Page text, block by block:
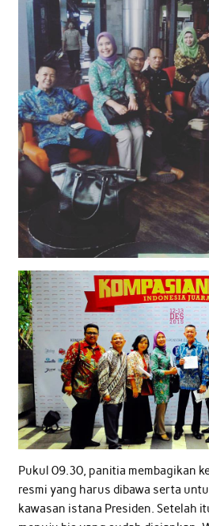
Pukul 09.30, panitia membagikan
resmi yang harus dibawa serta
kawasan istana Presiden. Setelah